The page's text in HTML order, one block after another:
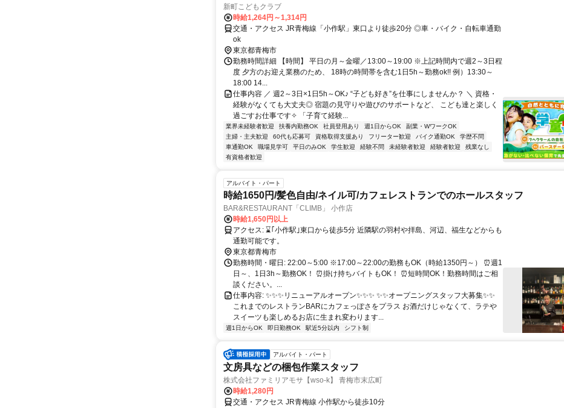
新町こどもクラブ
時給1,264円～1,314円
交通・アクセス JR青梅線「小作駅」東口より徒歩20分 ◎車・バイク・自転車通勤
ok
東京都青梅市
勤務時間詳細 【時間】 平日の月～金曜／13:00～19:00 ※上記時間内で週2～3日程
度 夕方のお迎え業務のため、 18時の時間帯を含む1日5h～勤務ok!! 例）13:30～
18:00 14...
仕事内容 ／ 週2～3日×1日5h～OK♪ “子ども好き”を仕事にしませんか？ ＼ 資格・
経験がなくても大丈夫◎ 宿題の見守りや遊びのサポートなど、 こども達と楽しく
過ごすお仕事です✧ 「子育て経験...
業界未経験者歓迎 扶養内勤務OK 社員登用あり 週1日からOK
副業・WワークOK
主婦・主夫歓迎
60代も応募可 資格取得支援あり フリーター歓迎 バイク通勤OK
学歴不問
車通勤OK
職場見学可 平日のみOK 学生歓迎 経験不問 未経験者歓迎 経験者歓迎
残業なし
有資格者歓迎
アルバイト・パート
時給1650円/髪色自由/ネイル可/カフェレストランでのホールスタッフ
BAR&RESTAURANT「CLIMB」 小作店
時給1,650円以上
アクセス: ⌛｢小作駅｣東口から徒歩5分 近隣駅の羽村や拝島、河辺、福生などからも
通勤可能です。
東京都青梅市
勤務時間・曜日: 22:00～5:00 ※17:00～22:00の勤務もOK（時給1350円～） ⏰週1
日～、1日3h～勤務OK！ ⏰掛け持ちバイトもOK！ ⏰短時間OK！勤務時間はご相
談ください。...
仕事内容: ✨✨✨リニューアルオープン✨✨✨ ✨✨オープニングスタッフ大募集✨✨
これまでのレストランBARにカフェっぽさをプラス お酒だけじゃなくて、ラテや
スイーツも楽しめるお店に生まれ変わります...
週1日からOK 即日勤務OK 駅近5分以内 シフト制
アルバイト・パート
文房具などの梱包作業スタッフ
株式会社ファミリアモサ【wso-k】 青梅市末広町
時給1,280円
交通・アクセス JR青梅線 小作駅から徒歩10分